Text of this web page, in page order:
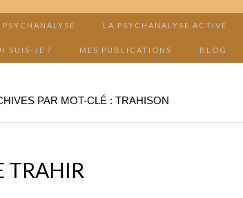
PSYCHANALYSE LA PSYCHANALYSE ACTIVE
SUIS-JE ? MES PUBLICATIONS BLOG
PAR MOT-CLÉ : TRAHISON
TRAHIR